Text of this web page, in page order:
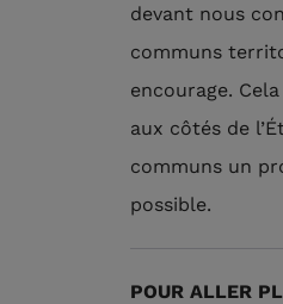
devant nous
communs
encourage.
aux côtés de
communs un
possible.
POUR ALLER